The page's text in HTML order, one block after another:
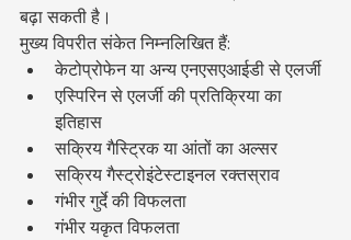
बढ़ा सकती है।
मुख्य विपरीत संकेत निम्नलिखित हैं:
केटोप्रोफेन या अन्य एनएसएआईडी से एलर्जी
एस्पिरिन से एलर्जी की प्रतिक्रिया का
इतिहास
सक्रिय गैस्ट्रिक या आंतों का अल्सर
सक्रिय गैस्ट्रोइंटेस्टाइनल रक्तस्राव
गंभीर गुर्दे की विफलता
गंभीर यकृत विफलता